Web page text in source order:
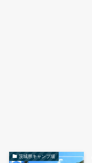
茨城県キャンプ場